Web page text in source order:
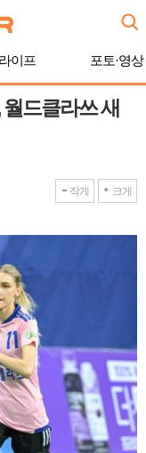
라이프 포토·영상
드클라쓰 새
작게 크게